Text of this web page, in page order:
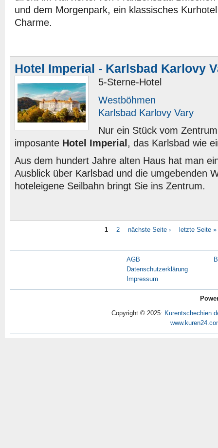
und dem Morgenpark, ein klassisches
Charme.
Hotel Imperial - Karlsbad Karlovy
5-Sterne-Hotel
Westböhmen
Karlsbad Karlovy Vary
Nur ein Stück vom
imposante Hotel Imperial , das Karlsbad wie
Aus dem hundert Jahre alten Haus hat man
Ausblick über Karlsbad und die umgebenden
hoteleigene Seilbahn bringt Sie ins Zentrum.
1 2 nächste Seite › letzte Seite »
AGB
Datenschutzerklärung
Impressum
Copyright © 2025: